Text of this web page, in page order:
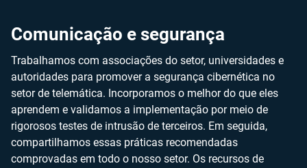
Comunicação e segurança
Trabalhamos com associações do setor, universidades e
autoridades para promover a segurança cibernética no
setor de telemática. Incorporamos o melhor do que eles
aprendem e validamos a implementação por meio de
rigorosos testes de intrusão de terceiros. Em seguida,
compartilhamos essas práticas recomendadas
comprovadas em todo o nosso setor. Os recursos de